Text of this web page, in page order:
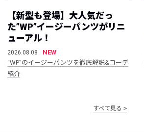
【新型も登場】大人気だっ
た”WP”イージーパンツがリニ
ューアル！
2026.08.08
NEW
“WP”のイージーパンツを徹底解説&コーデ
紹介
すべて見る